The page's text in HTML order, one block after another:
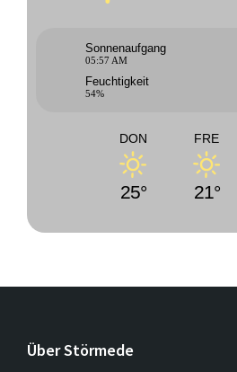
Sonnenaufgang
05:57 AM
Feuchtigkeit
54%
DON
25°
FRE
21°
Über Störmede